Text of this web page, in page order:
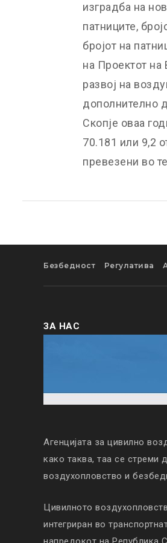
изградба на
патниците,
бројот на
на Проектот
развој на
дополнително
Скопје оваа
70.181 или 9,2
превезени во
Безбедност Регулатива
ЗА НАС
Агенцијата за цивилно
како таква, таа се стреми
воздухопловство и
Цивилното
интегриран во